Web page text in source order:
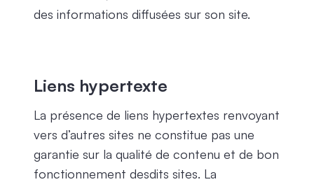
des informations diffusées sur son site.
Liens hypertexte
La présence de liens hypertextes renvoyant
vers d’autres sites ne constitue pas une
garantie sur la qualité de contenu et de bon
fonctionnement desdits sites. La